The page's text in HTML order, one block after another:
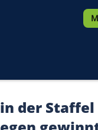
der Staffel